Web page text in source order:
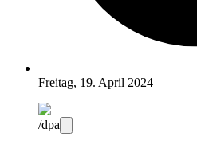
Freitag, 19. April 2024
/dpa